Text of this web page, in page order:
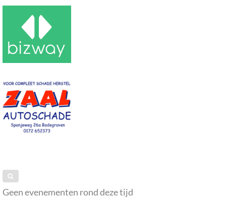
Geen evenementen rond deze tijd